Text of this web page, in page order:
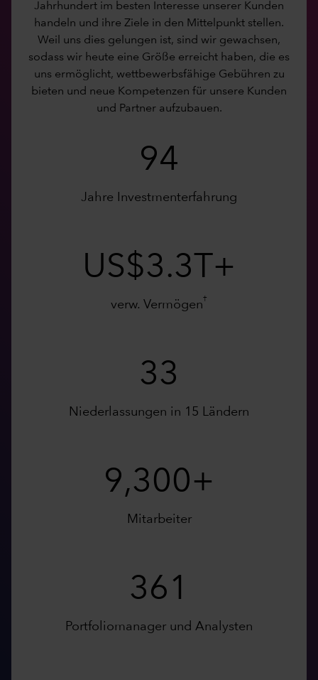
Jahrhundert im besten Interesse unserer Kunden
handeln und ihre Ziele in den Mittelpunkt stellen.
Weil uns dies gelungen ist, sind wir gewachsen,
sodass wir heute eine Größe erreicht haben, die es
uns ermöglicht, wettbewerbsfähige Gebühren zu
bieten und neue Kompetenzen für unsere Kunden
und Partner aufzubauen.
94
Jahre Investmenterfahrung
US$3.3T+
verw. Vermögen
†
33
Niederlassungen in 15 Ländern
9,300+
Mitarbeiter
361
Portfoliomanager und Analysten